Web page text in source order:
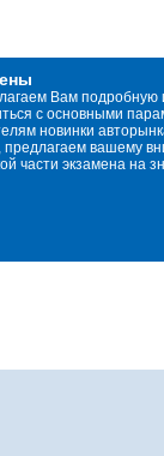
Вам
с основными
новинки
вашему
части экзамена